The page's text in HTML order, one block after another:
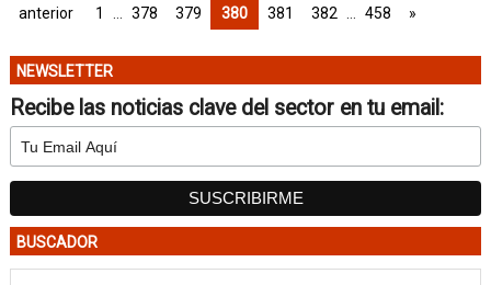
anterior
1 378 379 380 381 382 458
»
NEWSLETTER
Recibe las noticias clave del sector en tu email:
BUSCADOR